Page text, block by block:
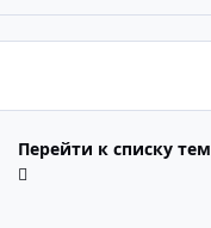
Перейти к списку тем